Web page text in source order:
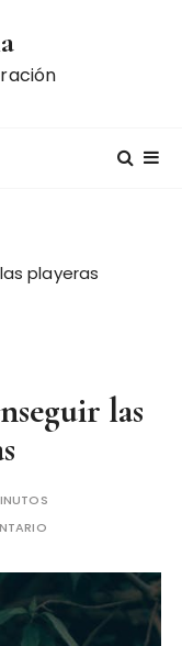
playeras
las